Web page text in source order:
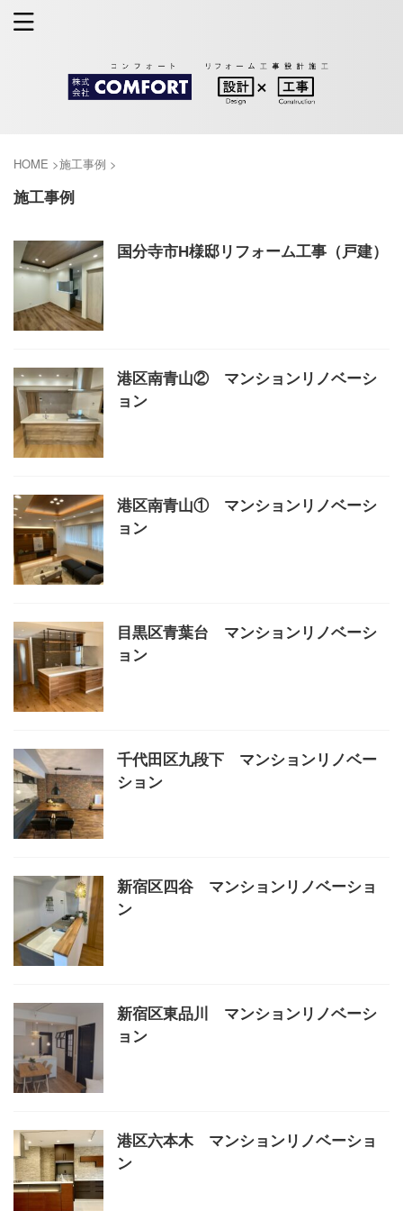
HOME >施工事例 >
施工事例
国分寺市H様邸リフォーム工事（戸建）
港区南青山② マンションリノベーシ
ョン
港区南青山① マンションリノベーシ
ョン
目黒区青葉台 マンションリノベーシ
ョン
千代田区九段下 マンションリノベー
ション
新宿区四谷 マンションリノベーショ
ン
新宿区東品川 マンションリノベーシ
ョン
港区六本木 マンションリノベーショ
ン